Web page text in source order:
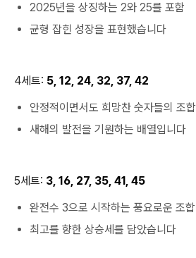
2025년을 상징하는 2와 25를 포함
균형 잡힌 성장을 표현했습니다
4세트: 5, 12, 24, 32, 37, 42
안정적이면서도 희망찬 숫자들의 조합
새해의 발전을 기원하는 배열입니다
5세트: 3, 16, 27, 35, 41, 45
완전수 3으로 시작하는 풍요로운 조합
최고를 향한 상승세를 담았습니다